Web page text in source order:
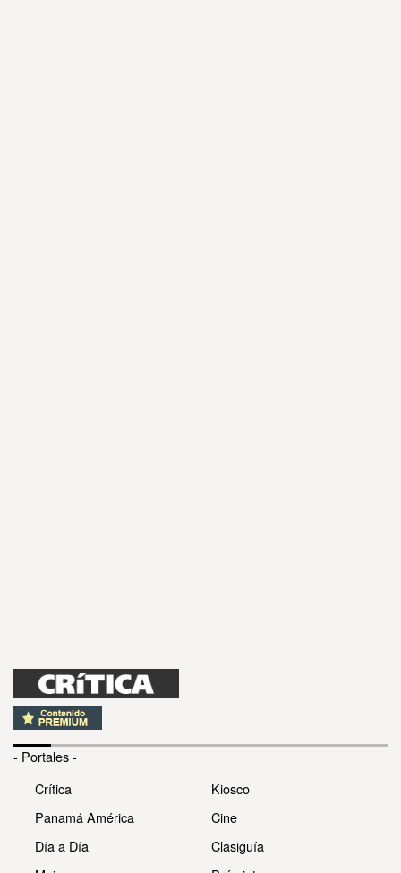
- Portales -
Crítica
Panamá América
Día a Día
Kiosco
Cine
Clasiguía